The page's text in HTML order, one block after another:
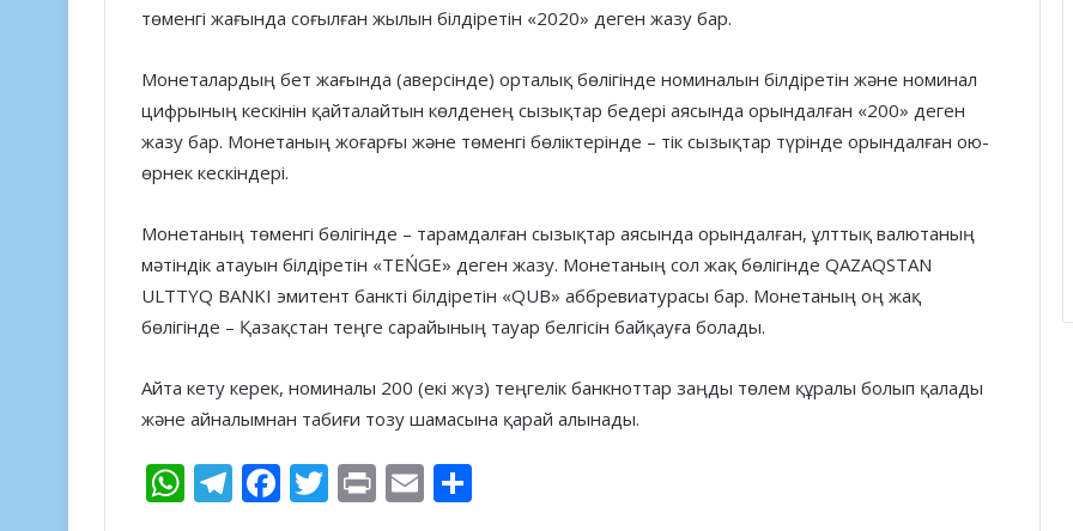
төменгі жағында соғылған жылын білдіретін «2020» деген жазу бар.
Монеталардың бет жағында (аверсінде) орталық бөлігінде номиналын білдіретін және номинал
цифрының кескінін қайталайтын көлденең сызықтар бедері аясында орындалған «200» деген
жазу бар. Монетаның жоғарғы және төменгі бөліктерінде – тік сызықтар түрінде орындалған ою-
өрнек кескіндері.
Монетаның төменгі бөлігінде – тарамдалған сызықтар аясында орындалған, ұлттық валютаның
мәтіндік атауын білдіретін «TEŃGE» деген жазу. Монетаның сол жақ бөлігінде QAZAQSTAN
ULTTYQ BANKI эмитент банкті білдіретін «QUB» аббревиатурасы бар. Монетаның оң жақ
бөлігінде – Қазақстан теңге сарайының тауар белгісін байқауға болады.
Айта кету керек, номиналы 200 (екі жүз) теңгелік банкноттар заңды төлем құралы болып қалады
және айналымнан табиғи тозу шамасына қарай алынады.
W T F T Pr E